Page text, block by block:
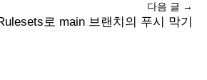
다음 글 →
로 main 브랜치의 푸시 막기